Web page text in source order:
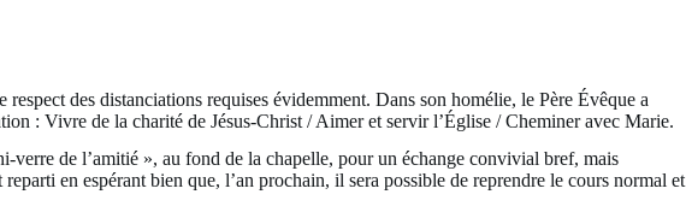
des distanciations requises évidemment. Dans son homélie, le Père Évêque a
: Vivre de la charité de Jésus-Christ / Aimer et servir l’Église / Cheminer avec Marie.
verre de l’amitié », au fond de la chapelle, pour un échange convivial bref, mais
en espérant bien que, l’an prochain, il sera possible de reprendre le cours normal et